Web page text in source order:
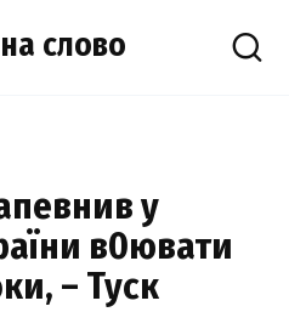
слово
у
в0ювати
– Туск